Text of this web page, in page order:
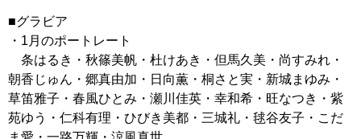
■グラビア
・1月のポートレート
条はるき・秋篠美帆・杜けあき・但馬久美・尚すみれ・
朝香じゅん・郷真由加・日向薫・桐さと実・新城まゆみ・
草笛雅子・春風ひとみ・瀬川佳英・幸和希・旺なつき・紫
苑ゆう・仁科有理・ひびき美都・三城礼・毬谷友子・こだ